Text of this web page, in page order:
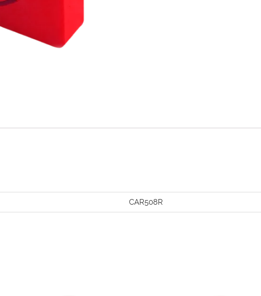
CAR508R